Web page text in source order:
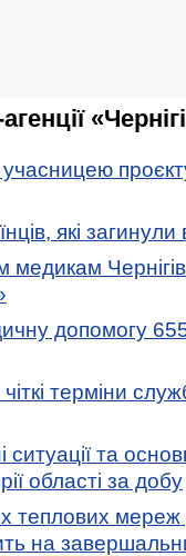
які загинули
медикам
допомогу
терміни
та
області за добу
теплових мереж
на